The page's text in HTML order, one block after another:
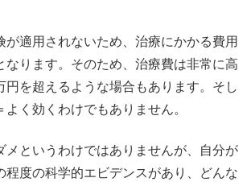
が適用されないため、治療にかかる費用
なります。そのため、治療費は非常に高
円を超えるような場合もあります。そし
よく効くわけでもありません。
メというわけではありませんが、自分が
程度の科学的エビデンスがあり、どんな